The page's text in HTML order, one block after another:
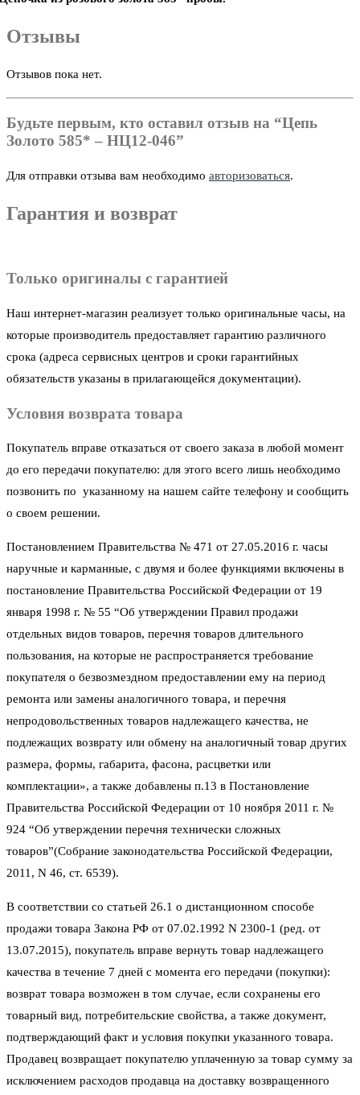
Отзывы
Отзывов пока нет.
Будьте первым, кто оставил отзыв на “Цепь
Золото 585* – НЦ12-046”
Для отправки отзыва вам необходимо авторизоваться.
Гарантия и возврат
Только оригиналы с гарантией
Наш интернет-магазин реализует только оригинальные часы, на
которые производитель предоставляет гарантию различного
срока (адреса сервисных центров и сроки гарантийных
обязательств указаны в прилагающейся документации).
Условия возврата товара
Покупатель вправе отказаться от своего заказа в любой момент
до его передачи покупателю: для этого всего лишь необходимо
позвонить по указанному на нашем сайте телефону и сообщить
о своем решении.
Постановлением Правительства № 471 от 27.05.2016 г. часы
наручные и карманные, с двумя и более функциями включены в
постановление Правительства Российской Федерации от 19
января 1998 г. № 55 “Об утверждении Правил продажи
отдельных видов товаров, перечня товаров длительного
пользования, на которые не распространяется требование
покупателя о безвозмездном предоставлении ему на период
ремонта или замены аналогичного товара, и перечня
непродовольственных товаров надлежащего качества, не
подлежащих возврату или обмену на аналогичный товар других
размера, формы, габарита, фасона, расцветки или
комплектации», а также добавлены п.13 в Постановление
Правительства Российской Федерации от 10 ноября 2011 г. №
924 “Об утверждении перечня технически сложных
товаров”(Собрание законодательства Российской Федерации,
2011, N 46, ст. 6539).
В соответствии со статьей 26.1 о дистанционном способе
продажи товара Закона РФ от 07.02.1992 N 2300-1 (ред. от
13.07.2015), покупатель вправе вернуть товар надлежащего
качества в течение 7 дней с момента его передачи (покупки):
возврат товара возможен в том случае, если сохранены его
товарный вид, потребительские свойства, а также документ,
подтверждающий факт и условия покупки указанного товара.
Продавец возвращает покупателю уплаченную за товар сумму за
исключением расходов продавца на доставку возвращенного